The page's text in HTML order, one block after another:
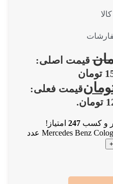
قیمت اصلی:
15,900,000 تومان
قیمت فعلی:
و کسب 247 امتیاز!